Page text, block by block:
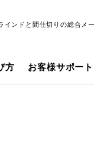
インドと間仕切りの総合メ
方 お客様サポート